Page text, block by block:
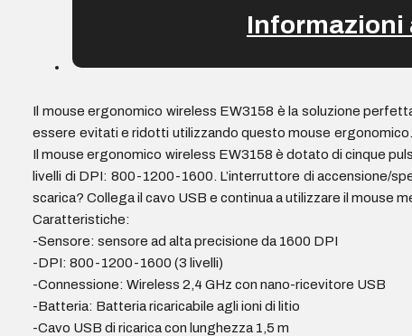
Il mouse ergonomico wireless EW3158 è la soluzione
essere evitati e ridotti utilizzando questo mouse
Il mouse ergonomico wireless EW3158 è dotato di cinque
livelli di DPI: 800-1200-1600. L’interruttore di accensione/
scarica? Collega il cavo USB e continua a utilizzare il mouse
Caratteristiche:
-Sensore: sensore ad alta precisione da 1600 DPI
-DPI: 800-1200-1600 (3 livelli)
-Connessione: Wireless 2,4 GHz con nano-ricevitore USB
-Batteria: Batteria ricaricabile agli ioni di litio
-Cavo USB di ricarica con lunghezza 1,5 m